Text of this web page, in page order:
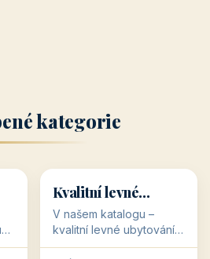
kategorie
💰
💰
34 objektů
Kvalitní levné
ubytování
V našem katalogu –
kvalitní levné ubytování –
jsou pro Vás připraveny